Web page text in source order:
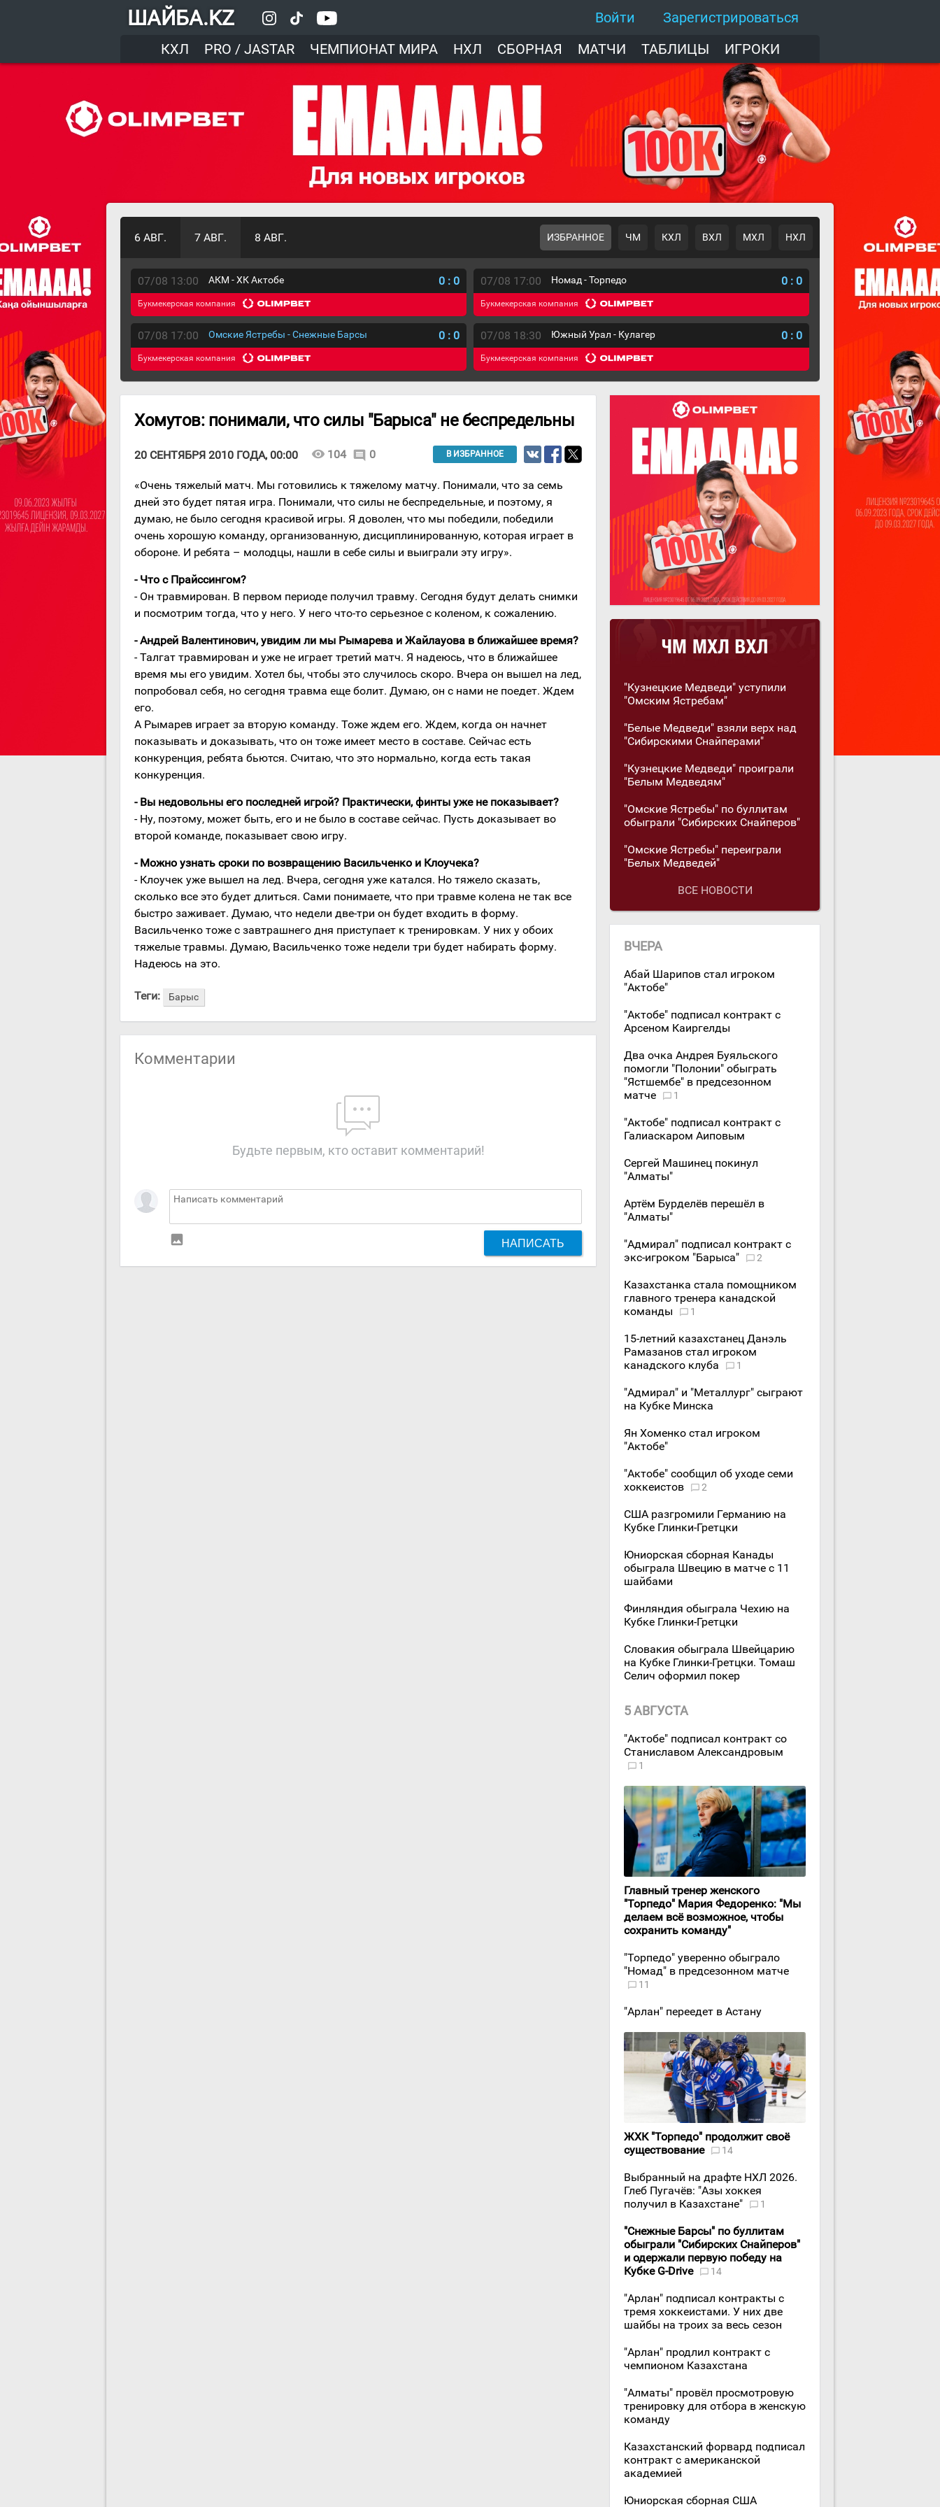
ШАЙБА.KZ Войти
Зарегистрироваться
КХЛ
PRO / JASTAR ЧЕМПИОНАТ МИРА НХЛ СБОРНАЯ МАТЧИ ТАБЛИЦЫ ИГРОКИ
6 АВГ. 7 АВГ. 8 АВГ. ИЗБРАННОЕ ЧМ КХЛ ВХЛ МХЛ НХЛ
07/08 13:00 АКМ - ХК Актобе 0 : 0
Букмекерская компания
07/08 17:00 Номад - Торпедо 0 : 0
Букмекерская компания
07/08 17:00 Омские Ястребы - Снежные Барсы 0 : 0
Букмекерская компания
07/08 18:30 Южный Урал - Кулагер 0 : 0
Букмекерская компания
Хомутов: понимали, что силы "Барыса" не беспредельны
20 СЕНТЯБРЯ 2010 ГОДА, 00:00 visibility 104 comment 0 В ИЗБРАННОЕ
«Очень тяжелый матч. Мы готовились к тяжелому матчу. Понимали, что за семь
дней это будет пятая игра. Понимали, что силы не беспредельные, и поэтому, я
думаю, не было сегодня красивой игры. Я доволен, что мы победили, победили
очень хорошую команду, организованную, дисциплинированную, которая играет в
обороне. И ребята – молодцы, нашли в себе силы и выиграли эту игру».
- Что с Прайссингом?
- Он травмирован. В первом периоде получил травму. Сегодня будут делать снимки
и посмотрим тогда, что у него. У него что-то серьезное с коленом, к сожалению.
- Андрей Валентинович, увидим ли мы Рымарева и Жайлауова в ближайшее время?
- Талгат травмирован и уже не играет третий матч. Я надеюсь, что в ближайшее
время мы его увидим. Хотел бы, чтобы это случилось скоро. Вчера он вышел на лед,
попробовал себя, но сегодня травма еще болит. Думаю, он с нами не поедет. Ждем
его.
А Рымарев играет за вторую команду. Тоже ждем его. Ждем, когда он начнет
показывать и доказывать, что он тоже имеет место в составе. Сейчас есть
конкуренция, ребята бьются. Считаю, что это нормально, когда есть такая
конкуренция.
- Вы недовольны его последней игрой? Практически, финты уже не показывает?
- Ну, поэтому, может быть, его и не было в составе сейчас. Пусть доказывает во
второй команде, показывает свою игру.
- Можно узнать сроки по возвращению Васильченко и Клоучека?
- Клоучек уже вышел на лед. Вчера, сегодня уже катался. Но тяжело сказать,
сколько все это будет длиться. Сами понимаете, что при травме колена не так все
быстро заживает. Думаю, что недели две-три он будет входить в форму.
Васильченко тоже с завтрашнего дня приступает к тренировкам. У них у обоих
тяжелые травмы. Думаю, Васильченко тоже недели три будет набирать форму.
Надеюсь на это.
Теги: Барыс
Комментарии
Будьте первым, кто оставит комментарий!
insert_photo НАПИСАТЬ
"Кузнецкие Медведи" уступили
"Омским Ястребам"
"Белые Медведи" взяли верх над
"Сибирскими Снайперами"
"Кузнецкие Медведи" проиграли
"Белым Медведям"
"Омские Ястребы" по буллитам
обыграли "Сибирских Снайперов"
"Омские Ястребы" переиграли
"Белых Медведей"
ВСЕ НОВОСТИ
ВЧЕРА
Абай Шарипов стал игроком
"Актобе"
"Актобе" подписал контракт с
Арсеном Каиргелды
Два очка Андрея Буяльского
помогли "Полонии" обыграть
"Ястшембе" в предсезонном
матче
1
"Актобе" подписал контракт с
Галиаскаром Аиповым
Сергей Машинец покинул
"Алматы"
Артём Бурделёв перешёл в
"Алматы"
"Адмирал" подписал контракт с
экс-игроком "Барыса"
2
Казахстанка стала помощником
главного тренера канадской
команды
1
15-летний казахстанец Данэль
Рамазанов стал игроком
канадского клуба
1
"Адмирал" и "Металлург" сыграют
на Кубке Минска
Ян Хоменко стал игроком
"Актобе"
"Актобе" сообщил об уходе семи
хоккеистов
2
США разгромили Германию на
Кубке Глинки-Гретцки
Юниорская сборная Канады
обыграла Швецию в матче с 11
шайбами
Финляндия обыграла Чехию на
Кубке Глинки-Гретцки
Словакия обыграла Швейцарию
на Кубке Глинки-Гретцки. Томаш
Селич оформил покер
5 АВГУСТА
"Актобе" подписал контракт со
Станиславом Александровым
1
Главный тренер женского
"Торпедо" Мария Федоренко: "Мы
делаем всё возможное, чтобы
сохранить команду"
"Торпедо" уверенно обыграло
"Номад" в предсезонном матче
11
"Арлан" переедет в Астану
ЖХК "Торпедо" продолжит своё
существование
14
Выбранный на драфте НХЛ 2026.
Глеб Пугачёв: "Азы хоккея
получил в Казахстане"
1
"Снежные Барсы" по буллитам
обыграли "Сибирских Снайперов"
и одержали первую победу на
Кубке G-Drive
14
"Арлан" подписал контракты с
тремя хоккеистами. У них две
шайбы на троих за весь сезон
"Арлан" продлил контракт с
чемпионом Казахстана
"Алматы" провёл просмотровую
тренировку для отбора в женскую
команду
Казахстанский форвард подписал
контракт с американской
академией
Юниорская сборная США